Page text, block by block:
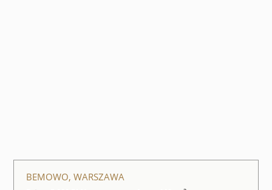
BEMOWO, WARSZAWA